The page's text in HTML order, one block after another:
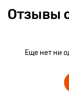
Отзывы
Еще нет ни